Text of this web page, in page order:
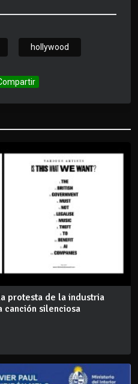
hollywood
protesta de la industria
canción silenciosa